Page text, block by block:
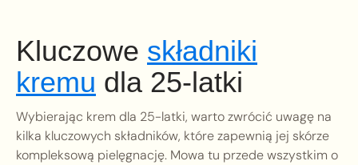
Kluczowe składniki
kremu dla 25-latki
Wybierając krem dla 25-latki, warto zwrócić uwagę na
kilka kluczowych składników, które zapewnią jej skórze
kompleksową pielęgnację. Mowa tu przede wszystkim o